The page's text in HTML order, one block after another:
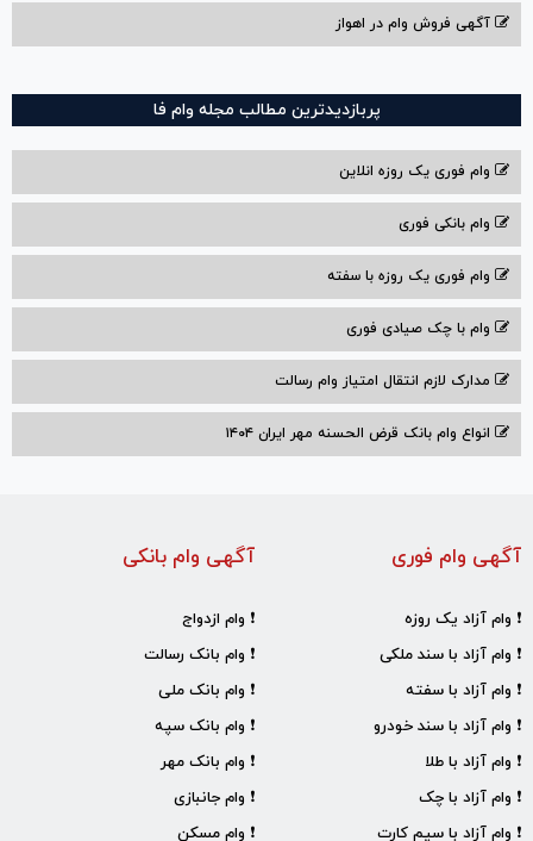
آگهی فروش وام در اهواز
پربازدیدترین مطالب مجله وام فا
وام فوری یک روزه انلاین
وام بانکی فوری
وام فوری یک روزه با سفته
وام با‌ چک صیادی‌ فوری
مدارک لازم انتقال امتیاز وام رسالت
انواع وام بانک قرض الحسنه مهر ایران ۱۴۰۴
آگهی وام بانکی
❗ وام ازدواج
❗ وام بانک رسالت
❗ وام بانک ملی
❗ وام بانک سپه
❗ وام بانک مهر
❗ وام جانبازی
❗ وام مسکن
آگهی وام فوری
❗ وام آزاد یک روزه
❗ وام آزاد با سند ملکی
❗ وام آزاد با سفته
❗ وام آزاد با سند خودرو
❗ وام آزاد با طلا
❗ وام آزاد با چک
❗ وام آزاد با سیم کارت